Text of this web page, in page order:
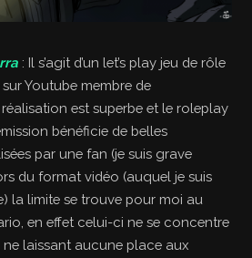
: Il s’agit d’un let’s play jeu de rôle
Youtube membre de
est superbe et le roleplay
bénéficie de belles
par une fan (je suis grave
du format vidéo (auquel je suis
la limite se trouve pour moi au
en effet celui-ci ne se concentre
ne laissant aucune place aux